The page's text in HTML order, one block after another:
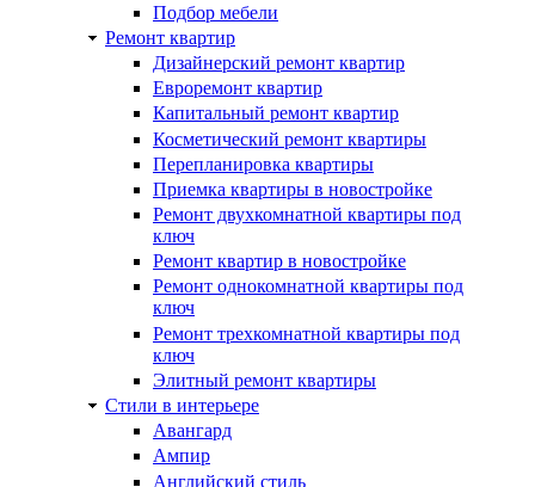
Подбор мебели
Ремонт квартир
Дизайнерский ремонт квартир
Евроремонт квартир
Капитальный ремонт квартир
Косметический ремонт квартиры
Перепланировка квартиры
Приемка квартиры в новостройке
Ремонт двухкомнатной квартиры под
ключ
Ремонт квартир в новостройке
Ремонт однокомнатной квартиры под
ключ
Ремонт трехкомнатной квартиры под
ключ
Элитный ремонт квартиры
Стили в интерьере
Авангард
Ампир
Английский стиль